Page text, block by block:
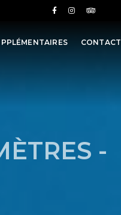

CONTACT
-